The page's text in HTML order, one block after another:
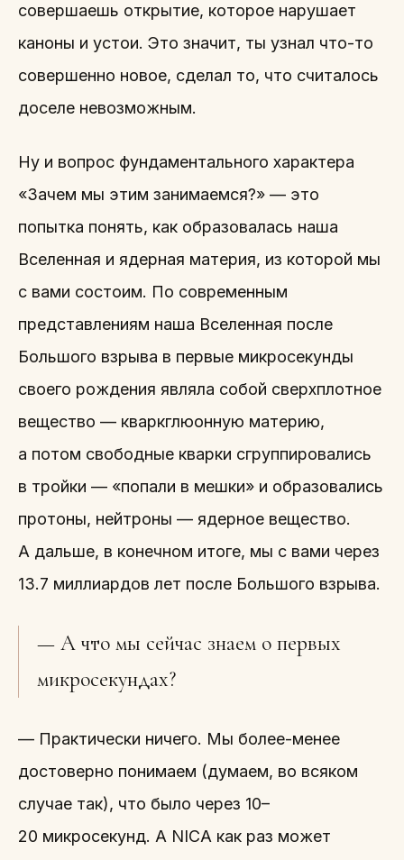
совершаешь открытие, которое нарушает
каноны и устои. Это значит, ты узнал что-то
совершенно новое, сделал то, что считалось
доселе невозможным.
Ну и вопрос фундаментального характера
«Зачем мы этим занимаемся?» — это
попытка понять, как образовалась наша
Вселенная и ядерная материя, из которой мы
с вами состоим. По современным
представлениям наша Вселенная после
Большого взрыва в первые микросекунды
своего рождения являла собой сверхплотное
вещество — кваркглюонную материю,
а потом свободные кварки сгруппировались
в тройки — «попали в мешки» и образовались
протоны, нейтроны — ядерное вещество.
А дальше, в конечном итоге, мы с вами через
13.7 миллиардов лет после Большого взрыва.
— А что мы сейчас знаем о первых
микросекундах?
— Практически ничего. Мы более-менее
достоверно понимаем (думаем, во всяком
случае так), что было через 10–
20 микросекунд. А NICA как раз может